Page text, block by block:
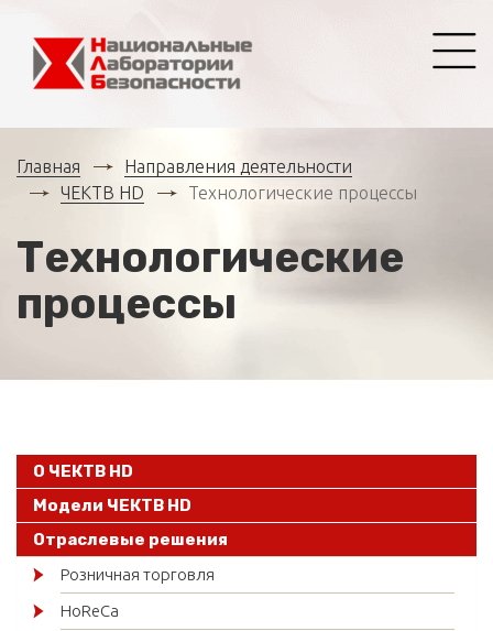
Главная
Направления деятельности
ЧЕКТВ HD
Технологические процессы
Технологические
процессы
О ЧЕКТВ HD
Модели ЧЕКТВ HD
Отраслевые решения
Розничная торговля
HoReCa